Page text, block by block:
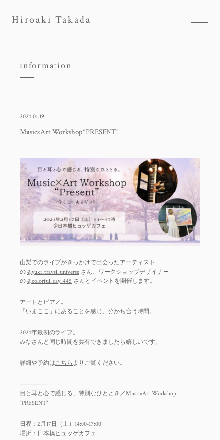
Hiroaki Takada
information
2024.01.19
Music×Art Workshop “PRESENT”
山梨でのライブがきっかけで出会ったアーティスト
の @yuki_travel_universe さん、ワークショップデザイナー
の @colorful_day_445 さんとイベントを開催します。
アートとピアノ。
「いまここ」にあることを感じ、分かち合う時間。
2024年最初のライブ。
みなさんと同じ時間を共有できましたら嬉しいです。
詳細や予約はこちら よりご覧ください。
—————
目と耳と心で感じる、特別なひととき／Music×Art Workshop
“PRESENT”
日程：2月17日（土）14:00-17:00
場所：日本橋ヒュッゲカフェ